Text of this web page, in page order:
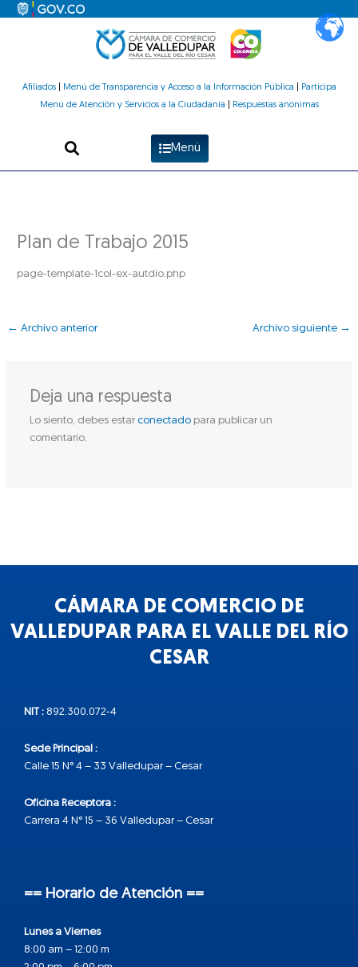
Afiliados| Menú de Transparencia y Acceso a la Información Pública
Participa
Menú de Atención y Servicios a la Ciudadanía
Respuestas anónimas
Menú
Plan de Trabajo 2015
page-template-1col-ex-autdio.php
← Archivo anterior Archivo siguiente →
Deja una respuesta
Lo siento, debes estar conectadopara publicar un
comentario.
CÁMARA DE COMERCIO DE
VALLEDUPAR PARA EL VALLE DEL RÍO
CESAR
NIT : 892.300.072-4
Sede Principal :
Calle 15 N° 4 – 33 Valledupar – Cesar
Oficina Receptora :
Carrera 4 N° 15 – 36 Valledupar – Cesar
== Horario de Atención ==
Lunes a Viernes
8:00 am – 12:00 m